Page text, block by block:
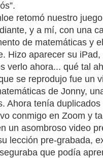
retomó nuestro
y a mí, con una
de matemáticas y
Hizo aparecer su
verlo ahora... qué tal
se reprodujo fue un
de Jonny,
Ahora tenía
conmigo en Zoom y
un asombroso video
lección pre-grabada,
que podía